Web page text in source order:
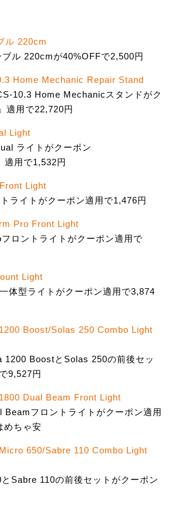
ル 220cm
ル 220cmが40%OFFで2,500円
Home Mechanic Repair Stand
10.3 Home Mechanicスタンドがク
適用で22,720円
Light
ライトがクーポン
適用で1,532円
Light
ライトがクーポン適用で1,476円
Pro Front Light
ロントライトがクーポン適用で
Light
体型ライトがクーポン適用で3,874
Boost/Solas 250 Combo Light
1200 BoostとSolas 250の前後セッ
9,527円
Dual Beam Front Light
Beamフロントライトがクーポン適用
めちゃ安
650/Sabre 110 Combo Light
Sabre 110の前後セットがクーポン